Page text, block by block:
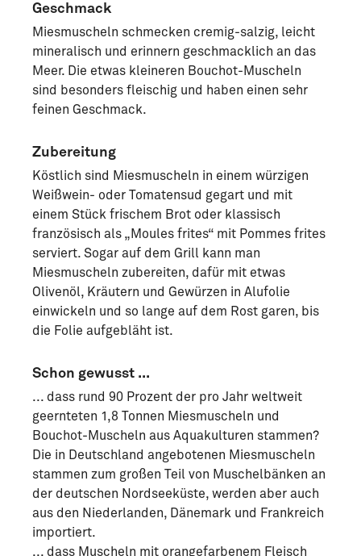
Geschmack
Miesmuscheln schmecken cremig-salzig, leicht
mineralisch und erinnern geschmacklich an das
Meer. Die etwas kleineren Bouchot-Muscheln
sind besonders fleischig und haben einen sehr
feinen Geschmack.
Zubereitung
Köstlich sind Miesmuscheln in einem würzigen
Weißwein- oder Tomatensud gegart und mit
einem Stück frischem Brot oder klassisch
französisch als „Moules frites“ mit Pommes frites
serviert. Sogar auf dem Grill kann man
Miesmuscheln zubereiten, dafür mit etwas
Olivenöl, Kräutern und Gewürzen in Alufolie
einwickeln und so lange auf dem Rost garen, bis
die Folie aufgebläht ist.
Schon gewusst ...
... dass rund 90 Prozent der pro Jahr weltweit
geernteten 1,8 Tonnen Miesmuscheln und
Bouchot-Muscheln aus Aquakulturen stammen?
Die in Deutschland angebotenen Miesmuscheln
stammen zum großen Teil von Muschelbänken an
der deutschen Nordseeküste, werden aber auch
aus den Niederlanden, Dänemark und Frankreich
importiert.
... dass Muscheln mit orangefarbenem Fleisch